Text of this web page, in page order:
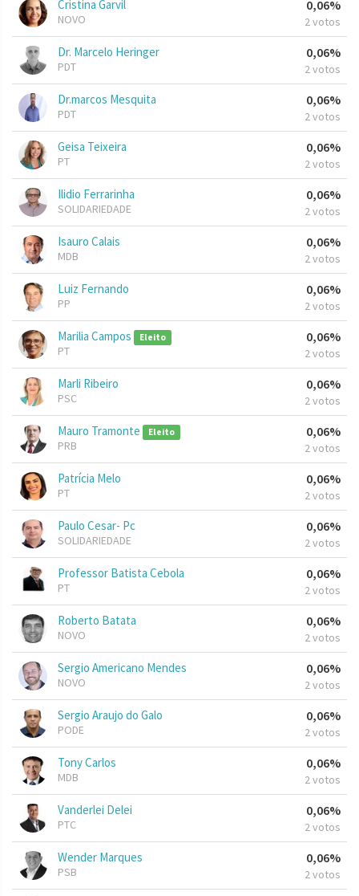
Cristina Garvil
NOVO
0,06%
2 votos
Dr. Marcelo Heringer
PDT
0,06%
2 votos
Dr.marcos Mesquita
PDT
0,06%
2 votos
Geisa Teixeira
PT
0,06%
2 votos
Ilidio Ferrarinha
SOLIDARIEDADE
0,06%
2 votos
Isauro Calais
MDB
0,06%
2 votos
Luiz Fernando
PP
0,06%
2 votos
Marilia Campos Eleito
PT
0,06%
2 votos
Marli Ribeiro
PSC
0,06%
2 votos
Mauro Tramonte Eleito
PRB
0,06%
2 votos
Patrícia Melo
PT
0,06%
2 votos
Paulo Cesar- Pc
SOLIDARIEDADE
0,06%
2 votos
Professor Batista Cebola
PT
0,06%
2 votos
Roberto Batata
NOVO
0,06%
2 votos
Sergio Americano Mendes
NOVO
0,06%
2 votos
Sergio Araujo do Galo
PODE
0,06%
2 votos
Tony Carlos
MDB
0,06%
2 votos
Vanderlei Delei
PTC
0,06%
2 votos
Wender Marques
PSB
0,06%
2 votos